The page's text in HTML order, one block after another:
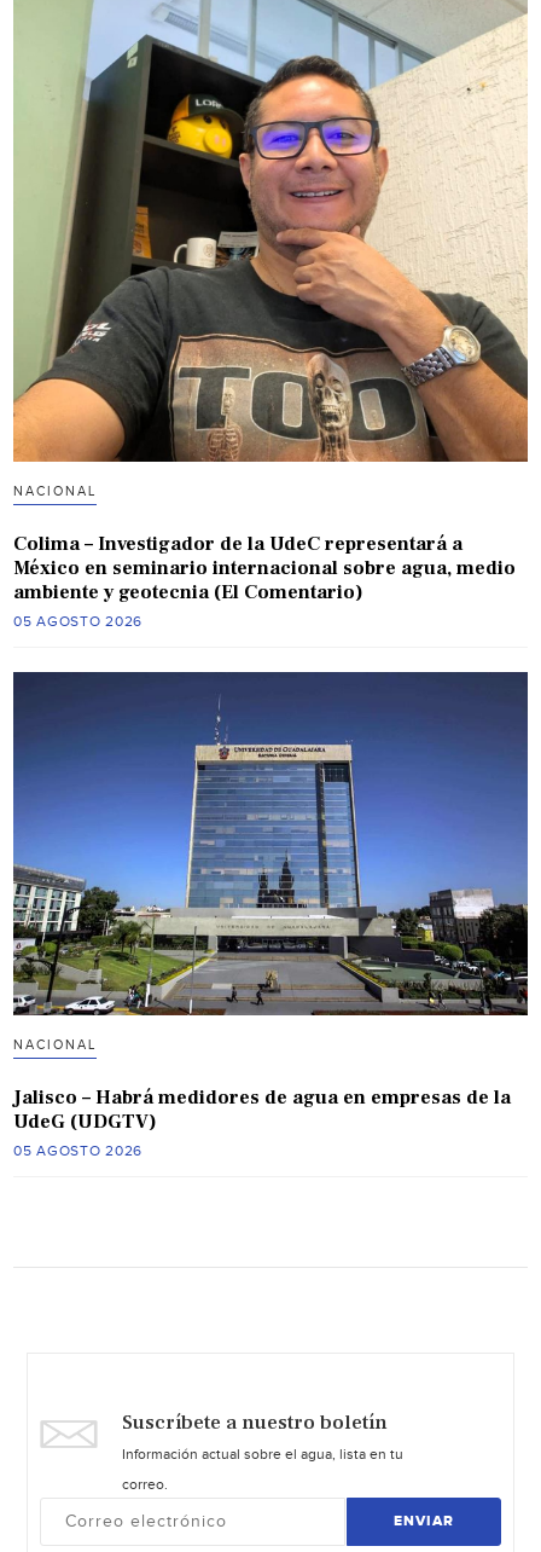
NACIONAL
Colima – Investigador de la UdeC representará a
México en seminario internacional sobre agua, medio
ambiente y geotecnia (El Comentario)
05 AGOSTO 2026
NACIONAL
Jalisco – Habrá medidores de agua en empresas de la
UdeG (UDGTV)
05 AGOSTO 2026
Suscríbete a nuestro boletín
Información actual sobre el agua, lista en tu
correo.
ENVIAR